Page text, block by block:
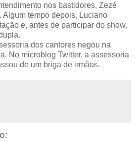
nos bastidores, Zezé
tempo depois, Luciano
e, antes de participar do show,
dos cantores negou na
No microblog Twitter, a assessoria
de um briga de irmãos.